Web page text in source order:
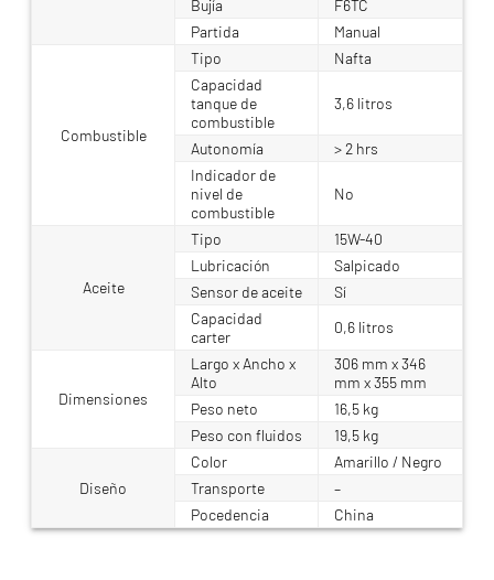
Bujía
F6TC
Partida
Manual
Combustible
Tipo
Nafta
Capacidad
tanque de
combustible
3,6 litros
Autonomía
> 2 hrs
Indicador de
nivel de
combustible
No
Aceite
Tipo
15W-40
Lubricación
Salpicado
Sensor de aceite
Sí
Capacidad
carter
0,6 litros
Dimensiones
Largo x Ancho x
Alto
306 mm x 346
mm x 355 mm
Peso neto
16,5 kg
Peso con fluidos
19,5 kg
Diseño
Color
Amarillo / Negro
Transporte
–
Pocedencia
China